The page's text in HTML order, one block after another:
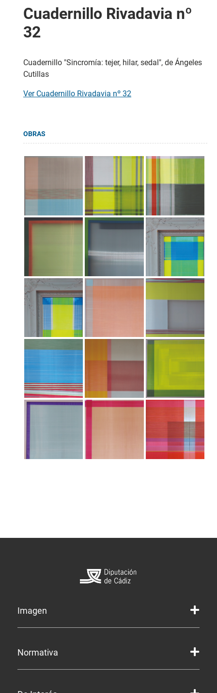
Cuadernillo Rivadavia nº
32
Cuadernillo "Sincromía: tejer, hilar, sedal", de Ángeles
Cutillas
Ver Cuadernillo Rivadavia nº 32
OBRAS
Imagen
Normativa